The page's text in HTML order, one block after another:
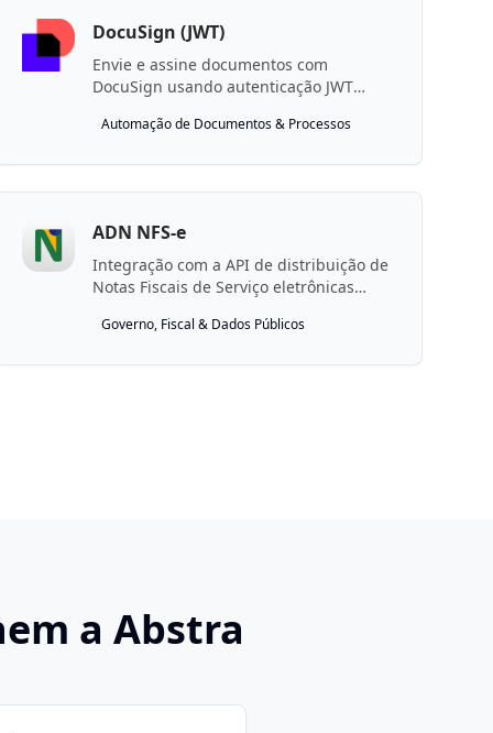
DocuSign (JWT)
Envie e assine documentos com
DocuSign usando autenticação JWT
Automação de Documentos & Processos
ADN NFS-e
Integração com a API de distribuição de
Notas Fiscais de Serviço eletrônicas
Federal. Permite consultar documentos
Governo, Fiscal & Dados Públicos
a Abstra